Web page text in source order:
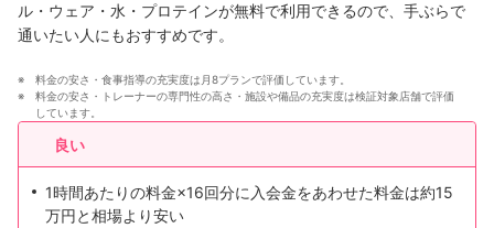
ル・ウェア・水・プロテインが無料で利用できるので、手ぶらで
通いたい人にもおすすめです。
料金の安さ・食事指導の充実度は月8プランで評価しています。
料金の安さ・トレーナーの専門性の高さ・施設や備品の充実度は検証対象店舗で評価
しています。
良い
1時間あたりの料金×16回分に入会金をあわせた料金は約15
万円と相場より安い